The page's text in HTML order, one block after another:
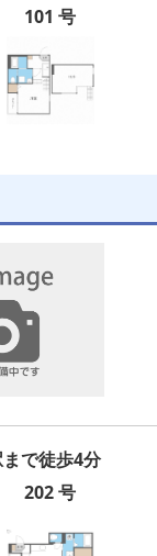
101 号
で徒歩4分
202 号